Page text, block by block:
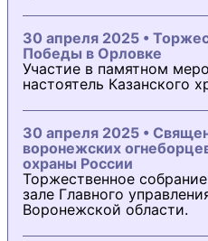
30 апреля 2025 •
Победы в Орловке
Участие в памятном
настоятель Казанского
30 апреля 2025 •
воронежских
охраны России
Торжественное
зале Главного
Воронежской области.